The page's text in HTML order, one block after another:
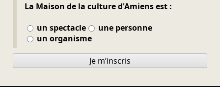
La Maison de la culture d'Amiens est :
un spectacle
une personne
un organisme
Je m’inscris